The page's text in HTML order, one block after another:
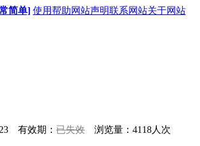
简单] 使用帮助网站声明联系网站关于网站
有效期： 已失效 浏览量：4118人次